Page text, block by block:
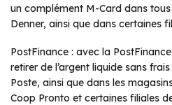
un complément M-Card dans
Denner, ainsi que dans certaines
PostFinance : avec la
retirer de l’argent liquide sans
Poste, ainsi que dans les
Coop Pronto et certaines filiales